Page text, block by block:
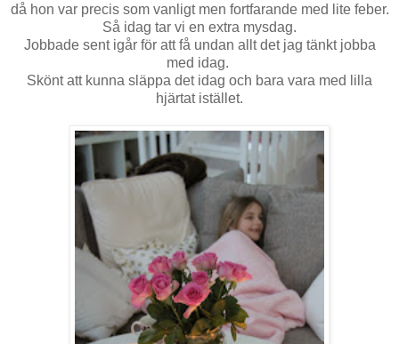
då hon var precis som vanligt men fortfarande med lite feber.
Så idag tar vi en extra mysdag.
Jobbade sent igår för att få undan allt det jag tänkt jobba
med idag.
Skönt att kunna släppa det idag och bara vara med lilla
hjärtat istället.